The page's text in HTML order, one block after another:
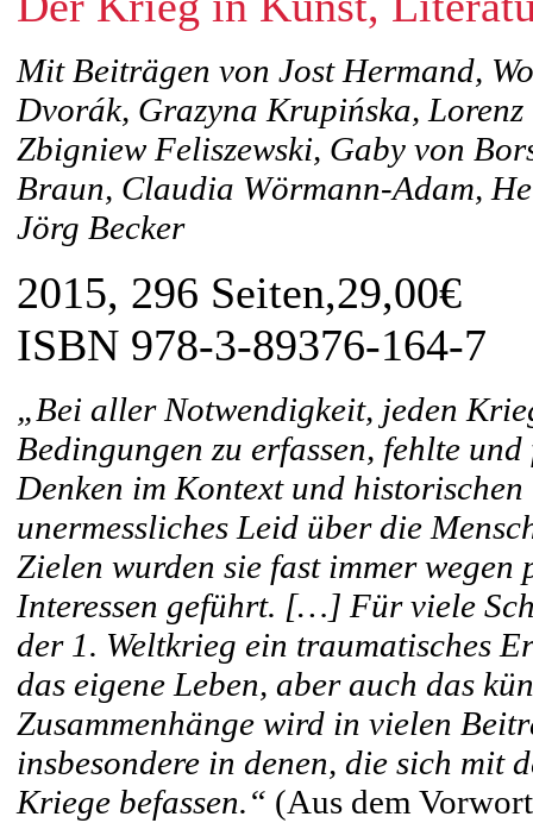
Mit Beiträgen von Jost Hermand,
Dvorák, Grazyna Krupińska,
Zbigniew Feliszewski, Gaby von
Braun, Claudia Wörmann-Adam,
Jörg Becker
2015, 296 Seiten,29,00€
ISBN 978-3-89376-164-7
„Bei aller Notwendigkeit, jeden
Bedingungen zu erfassen, fehlte
Denken im Kontext und
unermessliches Leid über die
Zielen wurden sie fast immer
Interessen geführt. […] Für viele
der 1. Weltkrieg ein traumatisches
das eigene Leben, aber auch das
Zusammenhänge wird in vielen
insbesondere in denen, die sich mit
Kriege befassen.“ (Aus dem